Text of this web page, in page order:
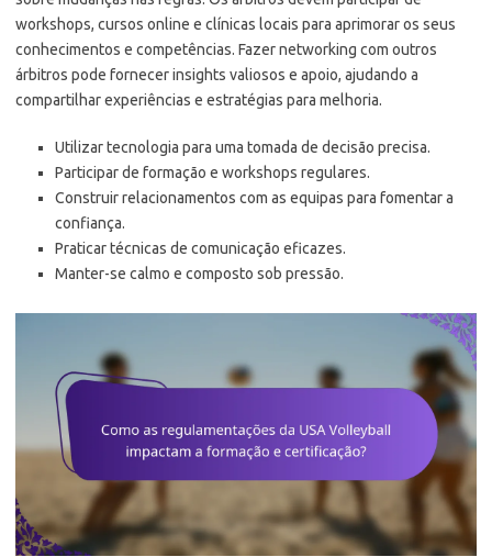
workshops, cursos online e clínicas locais para aprimorar os seus
conhecimentos e competências. Fazer networking com outros
árbitros pode fornecer insights valiosos e apoio, ajudando a
compartilhar experiências e estratégias para melhoria.
Utilizar tecnologia para uma tomada de decisão precisa.
Participar de formação e workshops regulares.
Construir relacionamentos com as equipas para fomentar a
confiança.
Praticar técnicas de comunicação eficazes.
Manter-se calmo e composto sob pressão.